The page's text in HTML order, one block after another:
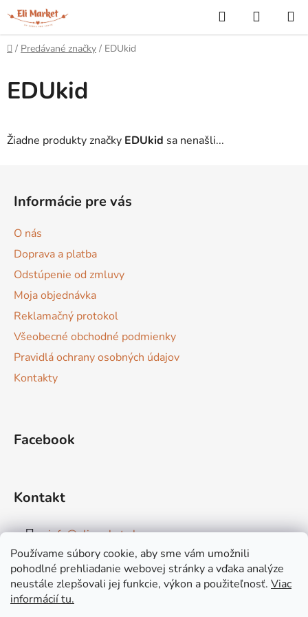
Používame súbory cookie, aby sme vám umožnili
pohodlné prehliadanie webovej stránky a vďaka analýze
neustále zlepšovali jej funkcie, výkon a použiteľnosť. Viac
informácií tu.
Prejsť
na
obsah
Hľadať
KOŠÍK
Domov
/ Predávané značky / EDUkid
EDUkid
Žiadne produkty značky EDUkid sa nenašli...
Informácie pre vás
O nás
Doprava a platba
Odstúpenie od zmluvy
Moja objednávka
Reklamačný protokol
Všeobecné obchodné podmienky
Pravidlá ochrany osobných údajov
Kontakty
Facebook
Kontakt
info@elimarket.sk
+421915544828